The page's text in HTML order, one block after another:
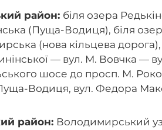
район: біля озера
(Пуща-Водиця), біля
(нова кільцева
— вул. М. Вовчка —
шосе до просп. М.
Водиця, вул. Федора
район: Володимирський